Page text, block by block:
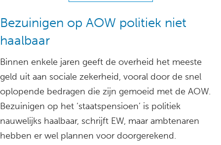
Bezuinigen op AOW politiek niet
haalbaar
Binnen enkele jaren geeft de overheid het meeste
geld uit aan sociale zekerheid, vooral door de snel
oplopende bedragen die zijn gemoeid met de AOW.
Bezuinigen op het ‘staatspensioen’ is politiek
nauwelijks haalbaar, schrijft EW, maar ambtenaren
hebben er wel plannen voor doorgerekend.